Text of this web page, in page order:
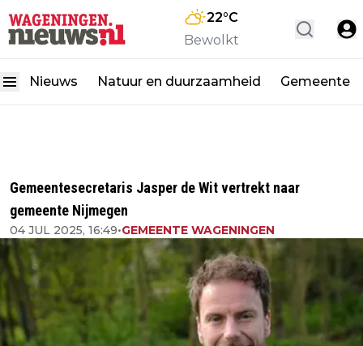
22°C
Bewolkt
Nieuws Natuur en duurzaamheid Gemeente
Gemeentesecretaris Jasper de Wit vertrekt naar
gemeente Nijmegen
04 JUL 2025, 16:49•GEMEENTE WAGENINGEN